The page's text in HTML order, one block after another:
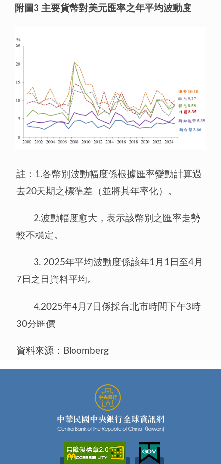
附圖3 主要貨幣對美元匯率之年平均波動度
註：1.各幣別波動幅度係根據匯率變動計算過
去20天期之標準差（並將其年率化）。
2.波動幅度愈大，表示該幣別之匯率走勢
較不穩定。
3. 2025年平均波動度係該年1月1日至4月
7日之日資料平均。
4.2025年4月7日係採台北市時間下午3時
30分匯價
資料來源：Bloomberg